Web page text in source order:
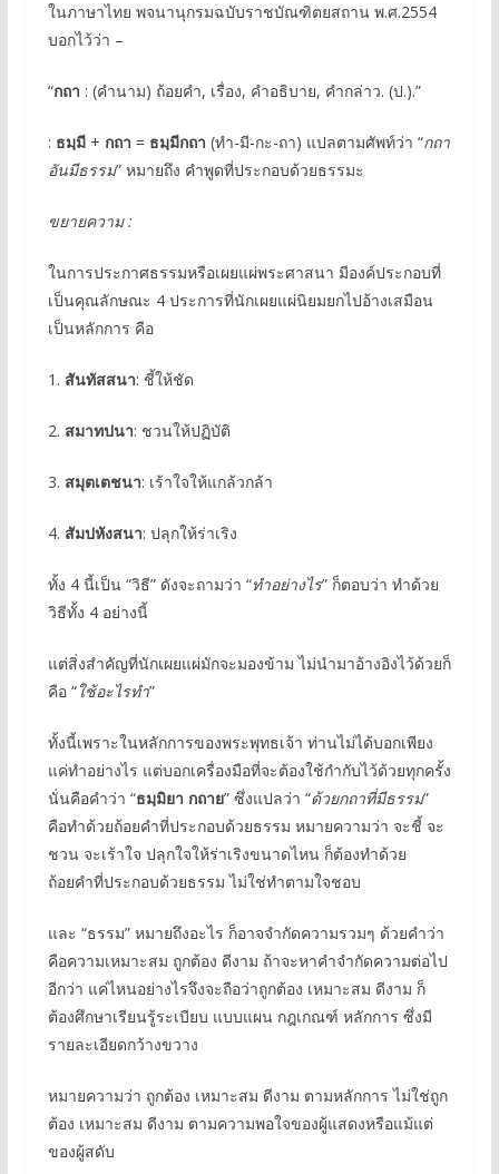
ในภาษาไทย พจนานุกรมฉบับราชบัณฑิตยสถาน พ.ศ.2554
บอกไว้ว่า –
“กถา : (คำนาม) ถ้อยคํา, เรื่อง, คําอธิบาย, คํากล่าว. (ป.).”
: ธมฺมี+ กถา = ธมฺมีกถา (ทำ-มี-กะ-ถา) แปลตามศัพท์ว่า “กถา
อันมีธรรม” หมายถึง คำพูดที่ประกอบด้วยธรรมะ
ขยายความ :
ในการประกาศธรรมหรือเผยแผ่พระศาสนา มีองค์ประกอบที่
เป็นคุณลักษณะ 4 ประการที่นักเผยแผ่นิยมยกไปอ้างเสมือน
เป็นหลักการ คือ
1. สันทัสสนา: ชี้ให้ชัด
2. สมาทปนา: ชวนให้ปฏิบัติ
3. สมุตเตชนา: เร้าใจให้แกล้วกล้า
4. สัมปหังสนา: ปลุกให้ร่าเริง
ทั้ง 4 นี้เป็น “วิธี” ดังจะถามว่า “ทำอย่างไร” ก็ตอบว่า ทำด้วย
วิธีทั้ง 4 อย่างนี้
แต่สิ่งสำคัญที่นักเผยแผ่มักจะมองข้าม ไม่นำมาอ้างอิงไว้ด้วยก็
คือ “ใช้อะไรทำ”
ทั้งนี้เพราะในหลักการของพระพุทธเจ้า ท่านไม่ได้บอกเพียง
แค่ทำอย่างไร แต่บอกเครื่องมือที่จะต้องใช้กำกับไว้ด้วยทุกครั้ง
นั่นคือคำว่า “ธมฺมิยา กถาย” ซึ่งแปลว่า “ด้วยกถาที่มีธรรม”
คือทำด้วยถ้อยคำที่ประกอบด้วยธรรม หมายความว่า จะชี้ จะ
ชวน จะเร้าใจ ปลุกใจให้ร่าเริงขนาดไหน ก็ต้องทำด้วย
ถ้อยคำที่ประกอบด้วยธรรม ไม่ใช่ทำตามใจชอบ
และ “ธรรม” หมายถึงอะไร ก็อาจจำกัดความรวมๆ ด้วยคำว่า
คือความเหมาะสม ถูกต้อง ดีงาม ถ้าจะหาคำจำกัดความต่อไป
อีกว่า แค่ไหนอย่างไรจึงจะถือว่าถูกต้อง เหมาะสม ดีงาม ก็
ต้องศึกษาเรียนรู้ระเบียบ แบบแผน กฎเกณฑ์ หลักการ ซึ่งมี
รายละเอียดกว้างขวาง
หมายความว่า ถูกต้อง เหมาะสม ดีงาม ตามหลักการ ไม่ใช่ถูก
ต้อง เหมาะสม ดีงาม ตามความพอใจของผู้แสดงหรือแม้แต่
ของผู้สดับ